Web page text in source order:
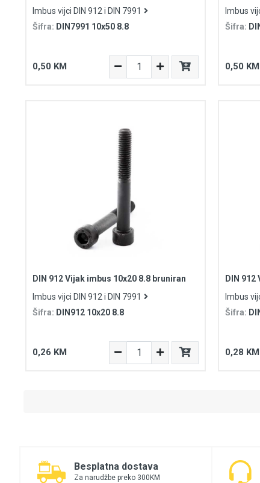
Imbus vijci DIN 912 i DIN 7991
Šifra: DIN7991 10x50 8.8
0,50 KM
Imbus
Šifra:
0,50 KM
DIN 912 Vijak imbus 10x20 8.8 bruniran
Imbus vijci DIN 912 i DIN 7991
Šifra: DIN912 10x20 8.8
0,26 KM
DIN
Imbus
Šifra:
0,28 KM
Besplatna dostava
Za narudžbe preko 300KM